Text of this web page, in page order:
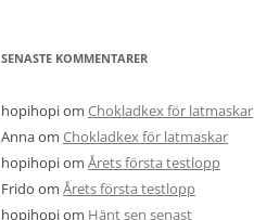
SENASTE KOMMENTARER
hopihopiom Chokladkex för latmaskar
Annaom Chokladkex för latmaskar
hopihopiom Årets första testlopp
Frido om Årets första testlopp
hopihopiom Hänt sen senast